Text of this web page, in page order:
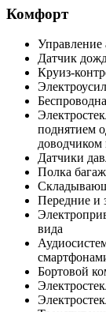
Комфорт
Управление
Датчик
Круиз-
поднятием
доводчиком
Датчики
Полка
Передние и
вида
Бортовой